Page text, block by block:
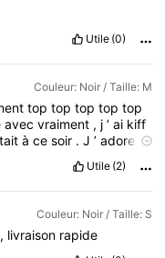
Utile (0)
Couleur: Noir / Taille: M
toptoptoptoptop
avecvraiment , j’ai kiff
taitàcesoir .J’adore .
Utile (2)
Couleur: Noir / Taille: S
, livraison rapide